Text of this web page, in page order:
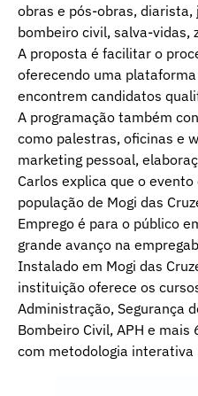
obras e pós-obras, diarista,
bombeiro civil, salva-vidas,
A proposta é facilitar o
oferecendo uma
encontrem candidatos
A programação também
como palestras, oficinas e
marketing pessoal,
Carlos explica que o
população de Mogi das
Emprego é para o público
grande avanço na
Instalado em Mogi das
instituição oferece os
Administração, Segurança
Bombeiro Civil, APH e
com metodologia interativa